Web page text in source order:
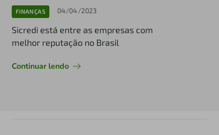
FINANÇAS 04/04/2023
Sicredi está entre as empresas com
melhor reputação no Brasil
Continuar lendo